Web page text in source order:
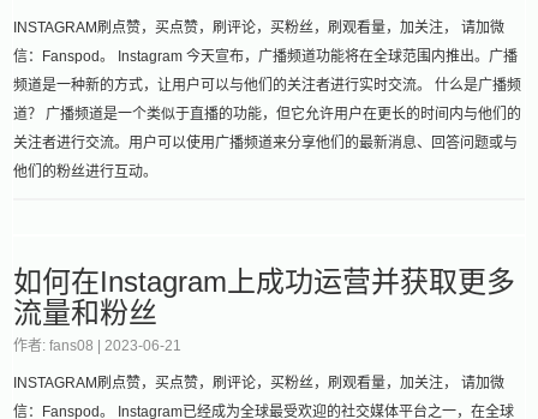
INSTAGRAM刷点赞，买点赞，刷评论，买粉丝，刷观看量，加关注， 请加微
信：Fanspod。 Instagram 今天宣布，广播频道功能将在全球范围内推出。广播
频道是一种新的方式，让用户可以与他们的关注者进行实时交流。 什么是广播频
道？ 广播频道是一个类似于直播的功能，但它允许用户在更长的时间内与他们的
关注者进行交流。用户可以使用广播频道来分享他们的最新消息、回答问题或与
他们的粉丝进行互动。
如何在Instagram上成功运营并获取更多
流量和粉丝
作者: fans08 | 2023-06-21
INSTAGRAM刷点赞，买点赞，刷评论，买粉丝，刷观看量，加关注， 请加微
信：Fanspod。 Instagram已经成为全球最受欢迎的社交媒体平台之一，在全球